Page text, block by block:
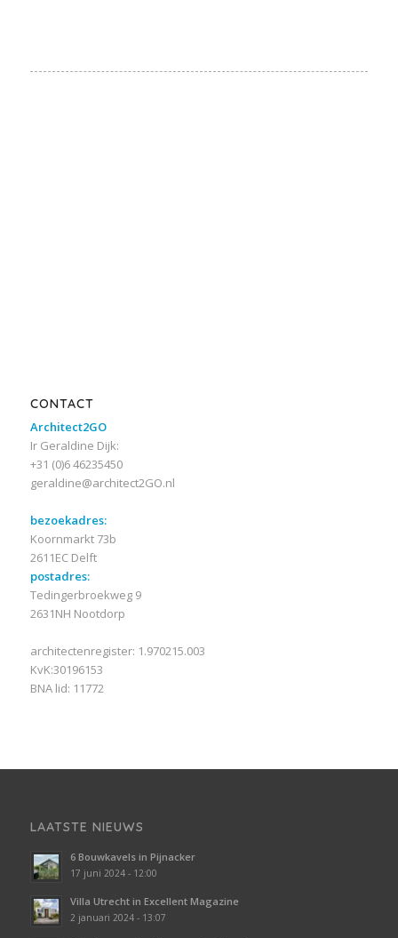
CONTACT
Architect2GO
Ir Geraldine Dijk:
+31 (0)6 46235450
geraldine@architect2GO.nl
bezoekadres:
Koornmarkt 73b
2611EC Delft
postadres:
Tedingerbroekweg 9
2631NH Nootdorp
architectenregister: 1.970215.003
KvK:30196153
BNA lid: 11772
LAATSTE NIEUWS
6 Bouwkavels in Pijnacker
17 juni 2024 - 12:00
Villa Utrecht in Excellent Magazine
2 januari 2024 - 13:07